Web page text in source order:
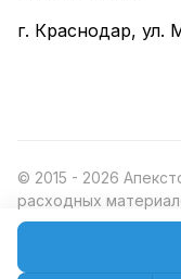
г. Краснодар, ул.
© 2015 - 2026
расходных